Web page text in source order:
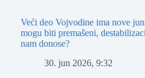
Veći deo Vojvodine ima nove
mogu biti premašeni,
nam donose?
30. jun 2026, 9:32